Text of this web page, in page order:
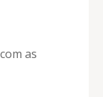
as